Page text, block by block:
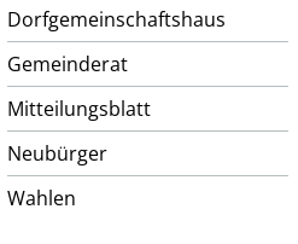
Dorfgemeinschaftshaus
Gemeinderat
Mitteilungsblatt
Neubürger
Wahlen